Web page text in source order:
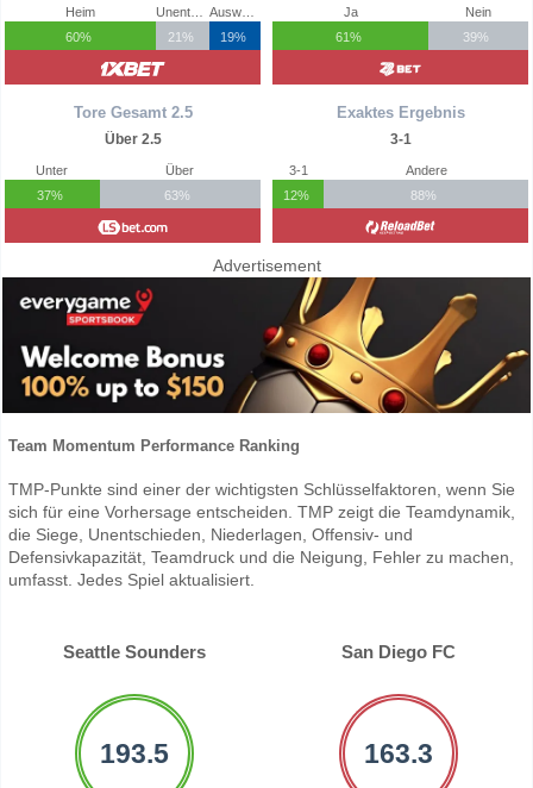
Heim
60%
21%
19%
Tore Gesamt 2.5
Über 2.5
Unter
37%
Über
63%
Ja
61%
Nein
39%
Exaktes Ergebnis
3-1
3-1
12%
Andere
88%
Advertisement
Team Momentum Performance Ranking
TMP-Punkte sind einer der wichtigsten Schlüsselfaktoren, wenn Sie
sich für eine Vorhersage entscheiden. TMP zeigt die Teamdynamik,
die Siege, Unentschieden, Niederlagen, Offensiv- und
Defensivkapazität, Teamdruck und die Neigung, Fehler zu machen,
umfasst. Jedes Spiel aktualisiert.
Seattle Sounders San Diego FC
193.5 163.3